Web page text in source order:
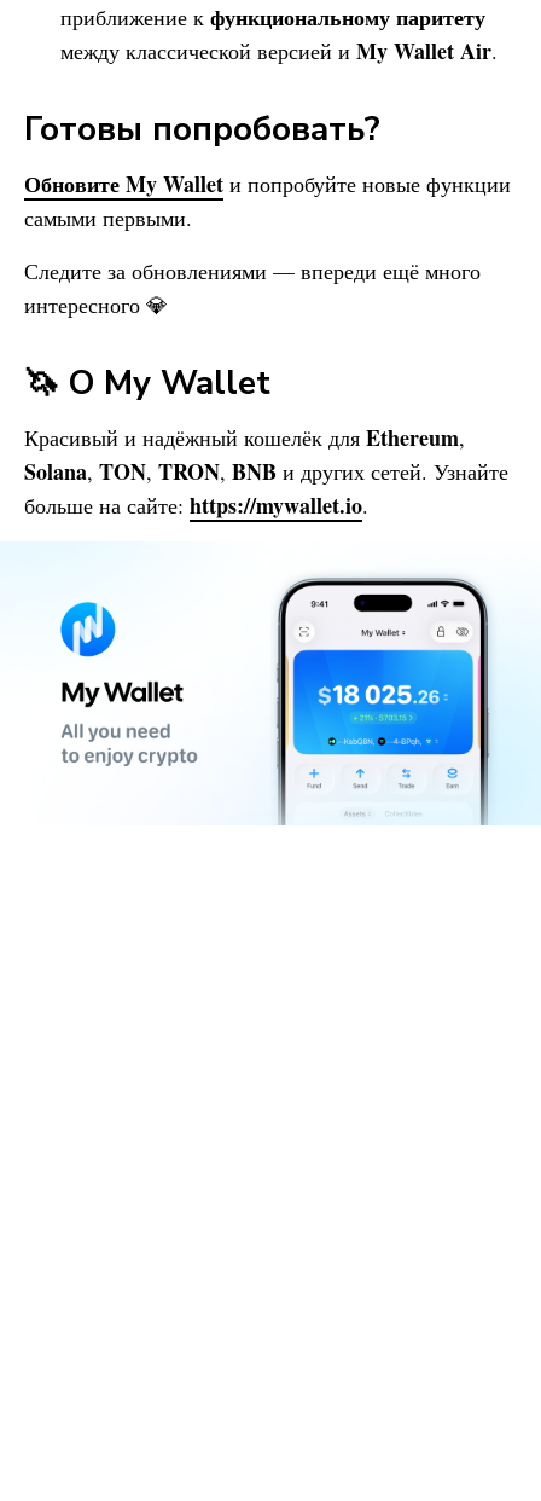
приближение к функциональному паритету
между классической версией и My WalletAir.
Готовы попробовать?
ОбновитеMy Wallet и попробуйте новые функции
самыми первыми.
Следите за обновлениями — впереди ещё много
интересного 💎
🦄 О My Wallet
Красивый и надёжный кошелёк для Ethereum,
Solana, TON, TRON, BNB и других сетей. Узнайте
больше на сайте: https://mywallet.io.